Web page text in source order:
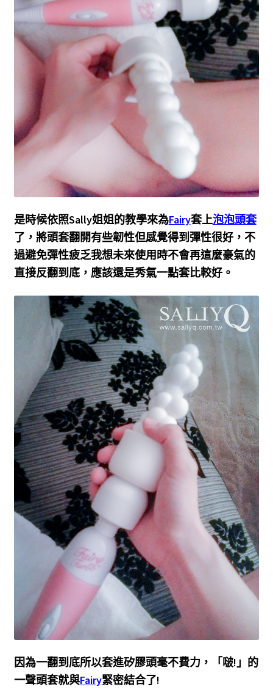
是時候依照Sally姐姐的教學來為Fairy套上泡泡頭套
了，將頭套翻開有些韌性但感覺得到彈性很好，不
過避免彈性疲乏我想未來使用時不會再這麼豪氣的
直接反翻到底，應該還是秀氣一點套比較好。
因為一翻到底所以套進矽膠頭毫不費力，「啵!」的
一聲頭套就與Fairy緊密結合了!